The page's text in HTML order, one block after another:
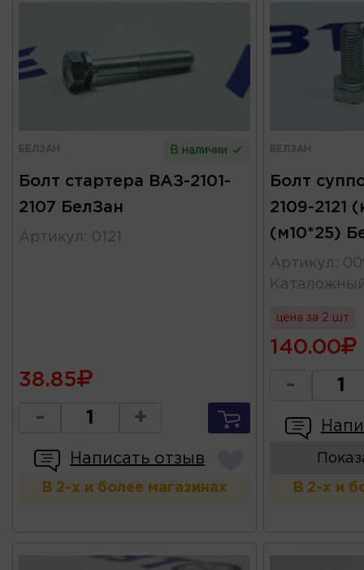
БЕЛЗАН В наличии
Болт стартера ВАЗ-2101-
2107 БелЗан
Артикул : 0121
38.85
- +
Написать отзыв
В 2-х и более магазинах
БЕЛЗАН
Болт
2109-2121
(м10*25)
Артикул :
цена за 2 шт
140.00
-
В 2-х и